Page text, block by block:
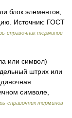
блок элементов,
Источник: ГОСТ
справочник терминов
или символ)
штрих или
символе,
справочник терминов